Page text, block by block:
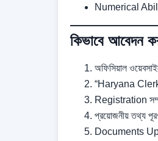
Numerical
কিভাবে আবেদন
অফিসিয়াল
“Haryana
Registration
প্রয়োজনীয় তথ্য
Documents